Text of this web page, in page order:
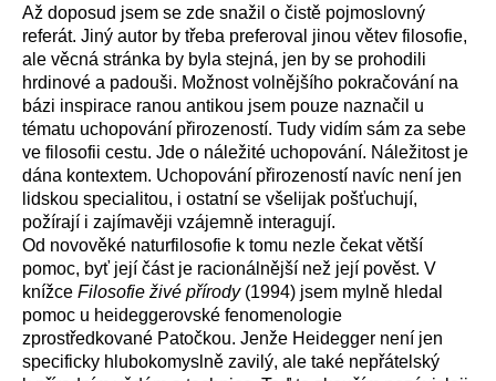
Až doposud jsem se zde snažil o čistě pojmoslovný
referát. Jiný autor by třeba preferoval jinou větev filosofie,
ale věcná stránka by byla stejná, jen by se prohodili
hrdinové a padouši. Možnost volnějšího pokračování na
bázi inspirace ranou antikou jsem pouze naznačil u
tématu uchopování přirozeností. Tudy vidím sám za sebe
ve filosofii cestu. Jde o náležité uchopování. Náležitost je
dána kontextem. Uchopování přirozeností navíc není jen
lidskou specialitou, i ostatní se všelijak pošťuchují,
požírají i zajímavěji vzájemně interagují.
Od novověké naturfilosofie k tomu nezle čekat větší
pomoc, byť její část je racionálnější než její pověst. V
knížce Filosofie živé přírody(1994) jsem mylně hledal
pomoc u heideggerovské fenomenologie
zprostředkované Patočkou. Jenže Heidegger není jen
specificky hlubokomyslně zavilý, ale také nepřátelský